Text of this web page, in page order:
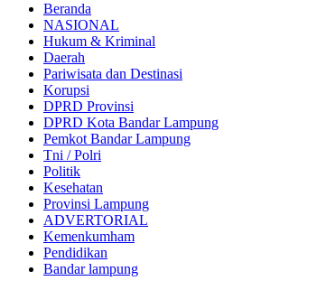
Beranda
NASIONAL
Hukum & Kriminal
Daerah
Pariwisata dan Destinasi
Korupsi
DPRD Provinsi
DPRD Kota Bandar Lampung
Pemkot Bandar Lampung
Tni / Polri
Politik
Kesehatan
Provinsi Lampung
ADVERTORIAL
Kemenkumham
Pendidikan
Bandar lampung